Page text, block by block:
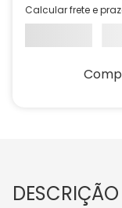
Calcular frete e